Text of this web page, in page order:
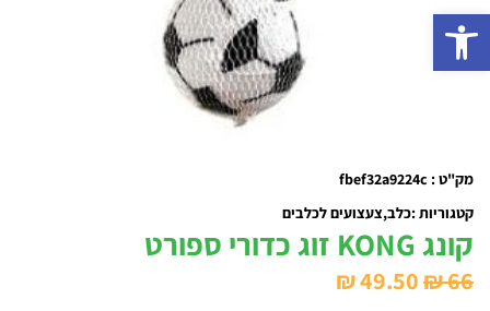
מק"ט : fbef32a9224c
קטגוריות :כלב צעצועים לכלבים
קונג KONG זוג כדורי ספורט
₪66
המחיר₪49.50
פתח סרגל נגישות